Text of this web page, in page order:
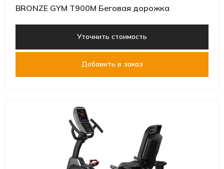
BRONZE GYM T900M Беговая дорожка
Уточнить стоимость
Добавить в заказ